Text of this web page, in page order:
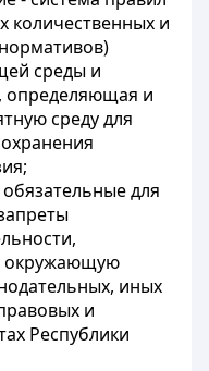
количественных и
среды и
определяющая и
среду для
для
окружающую
иных
и
Республики